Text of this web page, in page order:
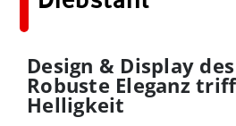
Design & Display
Robuste Eleganz
Helligkeit